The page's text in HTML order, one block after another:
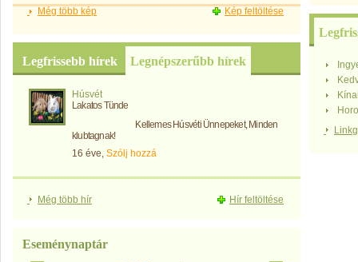
Még több kép Kép feltöltése
Legfrissebb hírek Legnépszerűbb hírek
Húsvét
Lakatos Tünde
Kellemes Húsvéti Ünnepeket, Minden
klubtagnak!
16 éve, Szólj hozzá
Még több hír Hír feltöltése
Eseménynaptár